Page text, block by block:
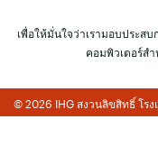
เพื่อให้มั่นใจว่าเรามอบประ
คอมพิวเตอร์ส
© 2026 IHG สงวนลิขสิทธิ์ โร